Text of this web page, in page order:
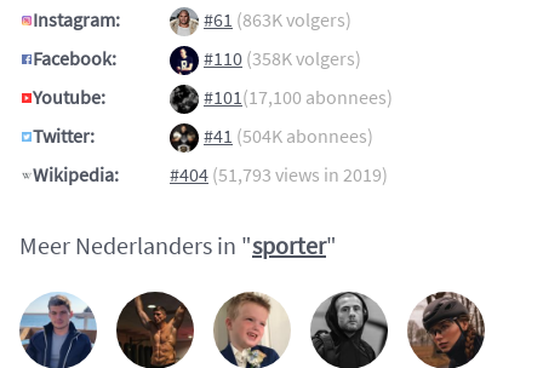
Instagram:
#61 (863K volgers)
Facebook:
#110 (358K volgers)
Youtube:
#101 (17,100 abonnees)
Twitter:
#41 (504K abonnees)
Wikipedia:
#404 (51,793 views in 2019)
Meer Nederlanders in "sporter"